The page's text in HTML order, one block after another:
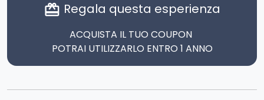
card_giftcard Regala questa esperienza
ACQUISTA IL TUO COUPON
POTRAI UTILIZZARLO ENTRO 1 ANNO